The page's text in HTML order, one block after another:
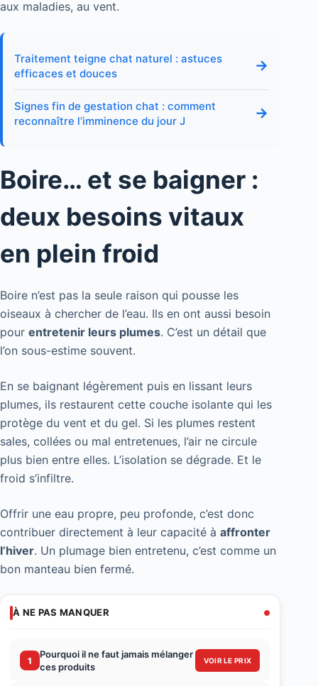
aux maladies, au vent.
Traitement teigne chat naturel : astuces
efficaces et douces
→
Signes fin de gestation chat : comment
reconnaître l’imminence du jour J
→
Boire… et se baigner :
deux besoins vitaux
en plein froid
Boire n’est pas la seule raison qui pousse les
oiseaux à chercher de l’eau. Ils en ont aussi besoin
pour entretenir leurs plumes. C’est un détail que
l’on sous-estime souvent.
En se baignant légèrement puis en lissant leurs
plumes, ils restaurent cette couche isolante qui les
protège du vent et du gel. Si les plumes restent
sales, collées ou mal entretenues, l’air ne circule
plus bien entre elles. L’isolation se dégrade. Et le
froid s’infiltre.
Offrir une eau propre, peu profonde, c’est donc
contribuer directement à leur capacité à affronter
l’hiver. Un plumage bien entretenu, c’est comme un
bon manteau bien fermé.
À NE PAS MANQUER
1
Pourquoi il ne faut jamais mélanger
ces produits
VOIR LE PRIX